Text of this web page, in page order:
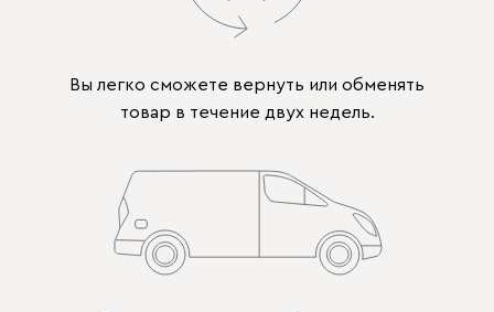
Вы легко сможете вернуть или обменять
товар в течение двух недель.